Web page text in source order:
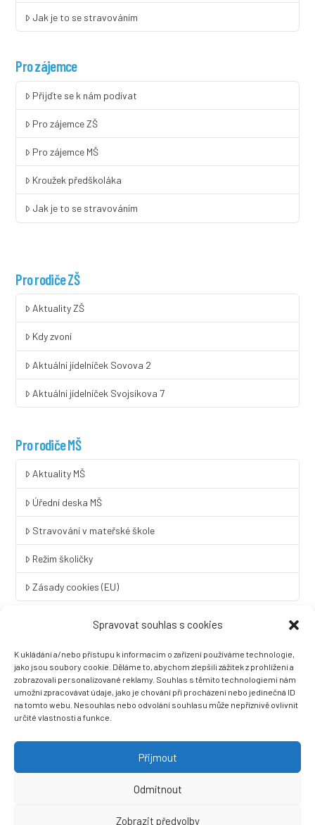
Spravovat souhlas s cookies
K ukládání a/nebo přístupu k informacím o zařízení používáme technologie,
jako jsou soubory cookie. Děláme to, abychom zlepšili zážitek z prohlížení a
zobrazovali personalizované reklamy. Souhlas s těmito technologiemi nám
umožní zpracovávat údaje, jako je chování při procházení nebo jedinečná ID
na tomto webu. Nesouhlas nebo odvolání souhlasu může nepříznivě ovlivnit
určité vlastnosti a funkce.
Přijmout
Odmítnout
Zobrazit předvolby
Jak je to se stravováním
Pro zájemce
Přijďte se k nám podívat
Pro zájemce ZŠ
Pro zájemce MŠ
Kroužek předškoláka
Jak je to se stravováním
Pro rodiče ZŠ
Aktuality ZŠ
Kdy zvoní
Aktuální jídelníček Sovova 2
Aktuální jídelníček Svojsíkova 7
Pro rodiče MŠ
Aktuality MŠ
Úřední deska MŠ
Stravování v mateřské škole
Režim školičky
Zásady cookies (EU)
LINGUA UNIVERSAL soukromá základní škola a mateřská škola
s.r.o.
Sovova 2
412 01 Litoměřice
+420 416 733 690
datová schránka: 3vnipkd